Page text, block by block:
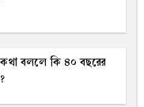
বললে কি ৪০ বছরের